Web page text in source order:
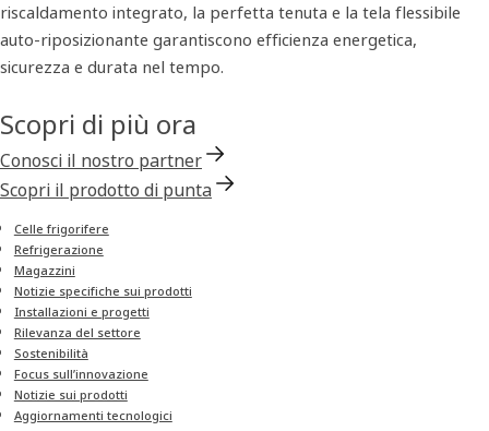
riscaldamento integrato, la perfetta tenuta e la tela flessibile
auto-riposizionante garantiscono efficienza energetica,
sicurezza e durata nel tempo.
Scopri di più ora
Conosci il nostro partner
Scopri il prodotto di punta
Celle frigorifere
Refrigerazione
Magazzini
Notizie specifiche sui prodotti
Installazioni e progetti
Rilevanza del settore
Sostenibilità
Focus sull’innovazione
Notizie sui prodotti
Aggiornamenti tecnologici